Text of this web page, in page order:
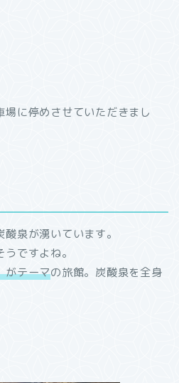
に停めさせていただきまし
泉が湧いています。
ですよね。
がテーマの旅館。炭酸泉を全身